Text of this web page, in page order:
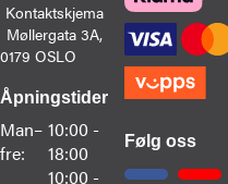
Kontaktskjema
Møllergata 3A,
0179 OSLO
Åpningstider
Man–
fre:
10:00 -
18:00
10:00 -
Følg oss